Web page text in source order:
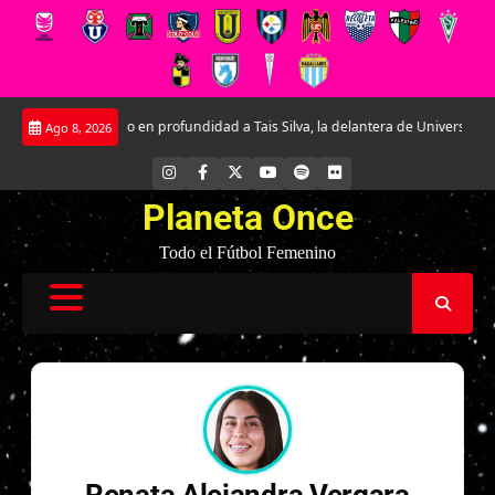
Saltar
Ago 8, 2026
Conociendo en profundidad a Tais Silva, la delantera de Universidad
INSTAGRAM
FACEBOOK YOUTUBE
SPOTIFYFLICKR
Planeta Once
Todo el Fútbol Femenino